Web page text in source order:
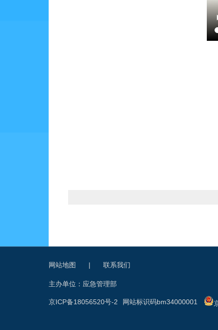
网站地图 | 联系我们
主办单位：应急管理部
网站标识码bm34000001
京ICP备18056520号-2